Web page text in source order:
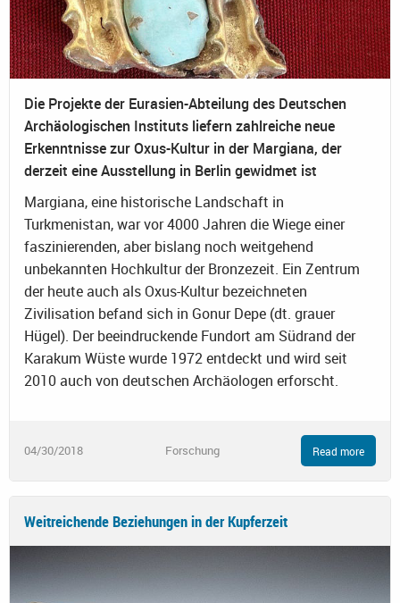
Die Projekte der Eurasien-Abteilung des Deutschen
Archäologischen Instituts liefern zahlreiche neue
Erkenntnisse zur Oxus-Kultur in der Margiana, der
derzeit eine Ausstellung in Berlin gewidmet ist
Margiana, eine historische Landschaft in
Turkmenistan, war vor 4000 Jahren die Wiege einer
faszinierenden, aber bislang noch weitgehend
unbekannten Hochkultur der Bronzezeit. Ein Zentrum
der heute auch als Oxus-Kultur bezeichneten
Zivilisation befand sich in Gonur Depe (dt. grauer
Hügel). Der beeindruckende Fundort am Südrand der
Karakum Wüste wurde 1972 entdeckt und wird seit
2010 auch von deutschen Archäologen erforscht.
04/30/2018 Forschung Read more
Weitreichende Beziehungen in der Kupferzeit